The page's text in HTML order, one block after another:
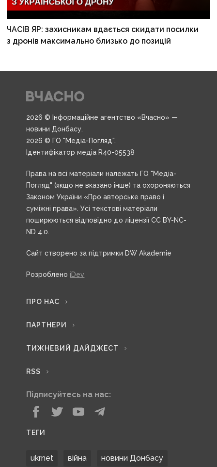
ЧАСІВ ЯР: захисникам вдається скидати посилки
з дронів максимально близько до позицій
2026 © Інформаційне агентство «Вчасно» —
новини Донбасу.
2026 © ГО "Медіа-Погляд".
Ідентифікатор медіа R40-05538
Права на всі матеріали належать ГО "Медіа-
Погляд" (якщо не вказано інше) та охороняються
Законом України «Про авторське право і
суміжні права». Усі текстові матеріали
поширюються відповідно до ліцензії CC BY-NC-
ND 4.0.
Сайт створено за підтримки DW Akademie
Розроблено iDev
ПРО НАС
ПАРТНЕРИ
ТИЖНЕВИЙ ДАЙДЖЕСТ
RSS
Підписуйтесь на нас:
ТЕГИ
ukrnet війна новини Донбасу